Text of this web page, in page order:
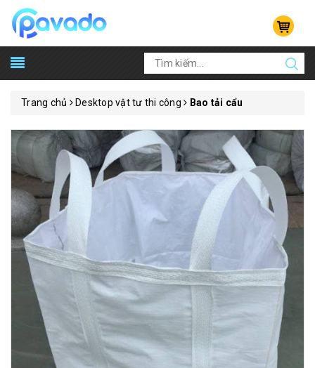
Trang chủ Desktop vật tư thi công Bao tải cẩu